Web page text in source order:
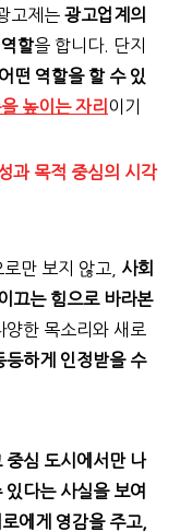
고제는 광고업계의
할을 합니다. 단지
떤 역할을 할 수 있
높이는 자리 이기
과 목적 중심의 시각
만 보지 않고, 사회
끄는 힘으로 바라본
한 목소리와 새로
등하게 인정받을 수
중심 도시에서만 나
다는 사실을 보여
에게 영감을 주고,